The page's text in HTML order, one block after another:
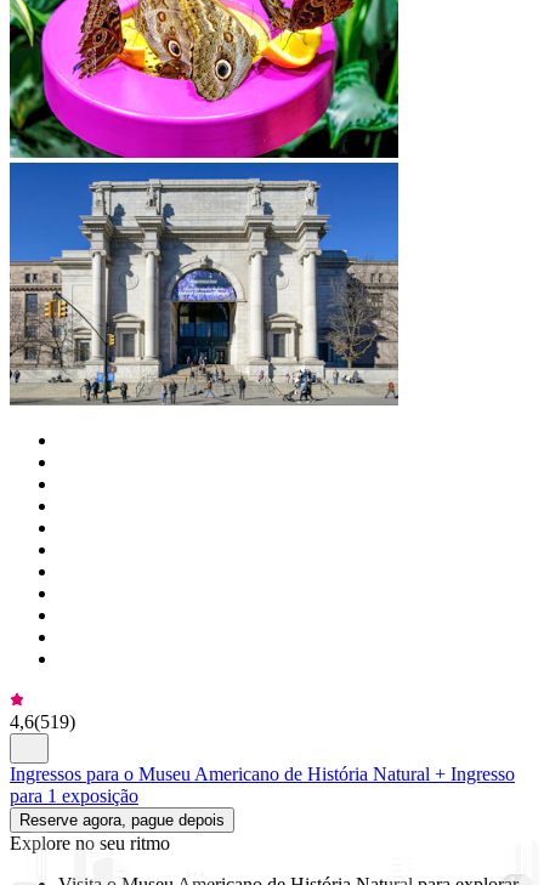
4,6(519)
Ingressos para o Museu Americano de História Natural + Ingresso
para 1 exposição
Reserve agora, pague depois
Explore no seu ritmo